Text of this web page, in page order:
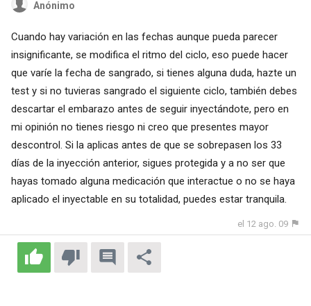
Anónimo
Cuando hay variación en las fechas aunque pueda parecer
insignificante, se modifica el ritmo del ciclo, eso puede hacer
que varíe la fecha de sangrado, si tienes alguna duda, hazte un
test y si no tuvieras sangrado el siguiente ciclo, también debes
descartar el embarazo antes de seguir inyectándote, pero en
mi opinión no tienes riesgo ni creo que presentes mayor
descontrol. Si la aplicas antes de que se sobrepasen los 33
días de la inyección anterior, sigues protegida y a no ser que
hayas tomado alguna medicación que interactue o no se haya
aplicado el inyectable en su totalidad, puedes estar tranquila.
el 12 ago. 09